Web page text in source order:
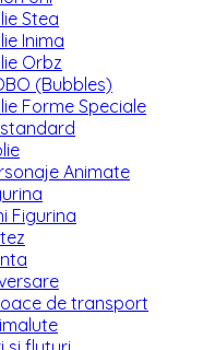
Stea
Inima
Orbz
(Bubbles)
Forme Speciale
Animate
Figurina
de transport